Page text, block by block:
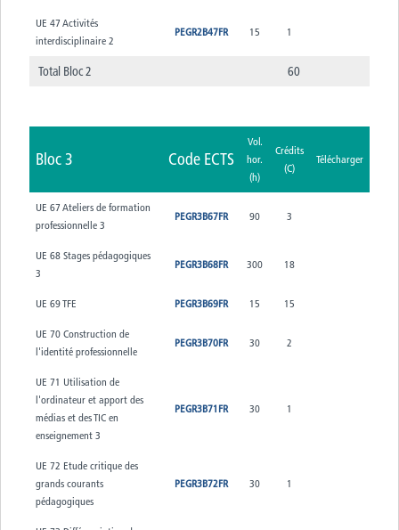
UE 47 Activités
interdisciplinaire 2
PEGR2B47FR 15 1
Total Bloc 2 60
Bloc 3 Code ECTS
Vol.
hor.
(h)
Crédits
(C)
Télécharger
UE 67 Ateliers de formation
professionnelle 3
PEGR3B67FR 90 3
UE 68 Stages pédagogiques
3
PEGR3B68FR 300 18
UE 69 TFE PEGR3B69FR 15 15
UE 70 Construction de
l'identité professionnelle
PEGR3B70FR 30 2
UE 71 Utilisation de
l'ordinateur et apport des
médias et des TIC en
enseignement 3
PEGR3B71FR 30 1
UE 72 Etude critique des
grands courants
pédagogiques
PEGR3B72FR 30 1